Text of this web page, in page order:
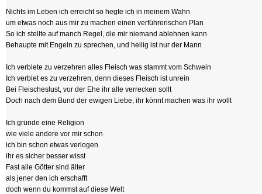
Nichts im Leben ich erreicht so hegte ich in meinem Wahn
um etwas noch aus mir zu machen einen verführerischen Plan
So ich stellte auf manch Regel, die mir niemand ablehnen kann
Behaupte mit Engeln zu sprechen, und heilig ist nur der Mann
Ich verbiete zu verzehren alles Fleisch was stammt vom Schwein
Ich verbiet es zu verzehren, denn dieses Fleisch ist unrein
Bei Fleischeslust, vor der Ehe ihr alle verrecken sollt
Doch nach dem Bund der ewigen Liebe, ihr könnt machen was ihr wollt
Ich gründe eine Religion
wie viele andere vor mir schon
ich bin schon etwas verlogen
ihr es sicher besser wisst
Fast alle Götter sind älter
als jener den ich erschafft
doch wenn du kommst auf diese Welt